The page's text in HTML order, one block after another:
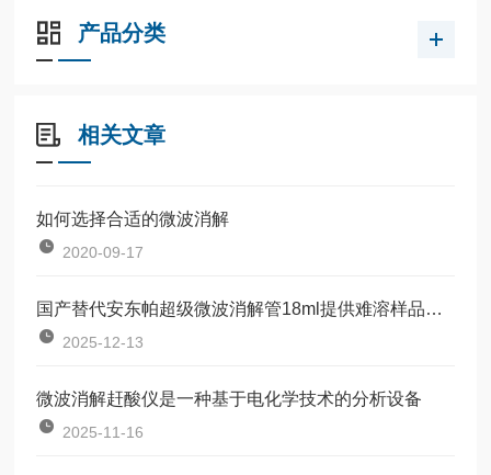
产品分类
相关文章
如何选择合适的微波消解
2020-09-17
国产替代安东帕超级微波消解管18ml提供难溶样品解决方案
2025-12-13
微波消解赶酸仪是一种基于电化学技术的分析设备
2025-11-16